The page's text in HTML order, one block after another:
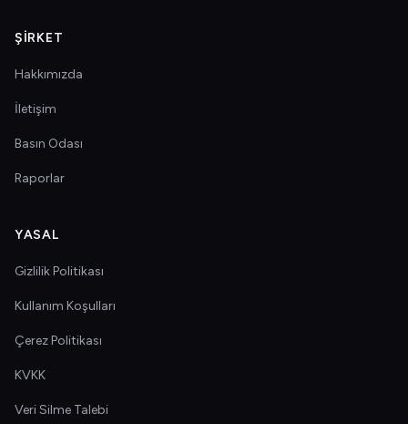
ŞIRKET
Hakkımızda
İletişim
Basın Odası
Raporlar
YASAL
Gizlilik Politikası
Kullanım Koşulları
Çerez Politikası
KVKK
Veri Silme Talebi